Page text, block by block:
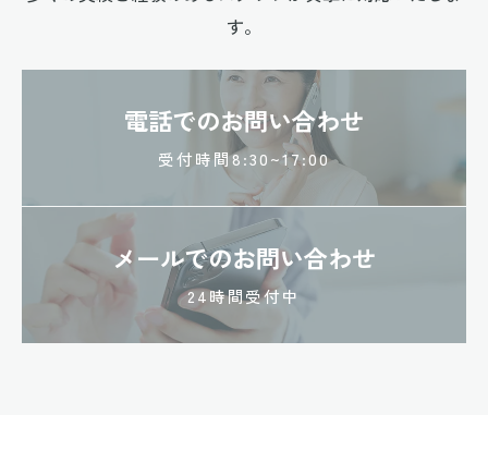
す。
電話でのお問い合わせ
受付時間8:30~17:00
メールでのお問い合わせ
24時間受付中